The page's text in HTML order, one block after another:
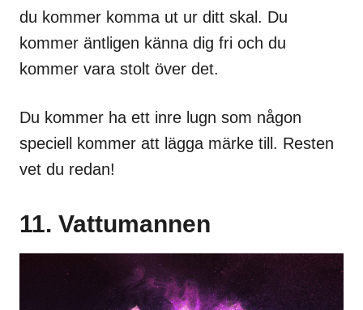
du kommer komma ut ur ditt skal. Du
kommer äntligen känna dig fri och du
kommer vara stolt över det.
Du kommer ha ett inre lugn som någon
speciell kommer att lägga märke till. Resten
vet du redan!
11. Vattumannen